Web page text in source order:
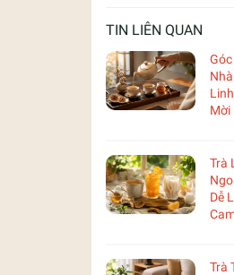
TIN LIÊN QUAN
Mời
Trà
Dễ
Trà